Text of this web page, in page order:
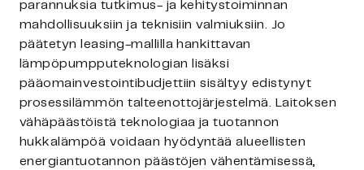
parannuksia tutkimus- ja kehitystoiminnan
mahdollisuuksiin ja teknisiin valmiuksiin. Jo
päätetyn leasing-mallilla hankittavan
lämpöpumpputeknologian lisäksi
pääomainvestointibudjettiin sisältyy edistynyt
prosessilämmön talteenottojärjestelmä. Laitoksen
vähäpäästöistä teknologiaa ja tuotannon
hukkalämpöä voidaan hyödyntää alueellisten
energiantuotannon päästöjen vähentämisessä,